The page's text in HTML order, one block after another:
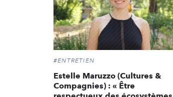
#ENTRETIEN
Estelle Maruzzo (Cultures &
Compagnies) : « Être